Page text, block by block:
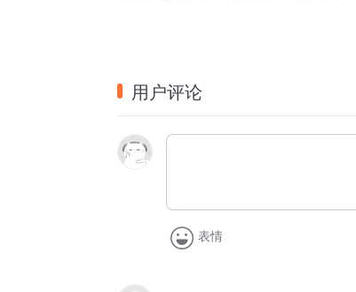
举一个例子：
人类和动物的一个很大的区别，是人
动物吃到一个果子，很甜美，能够饱
用户评论
表情